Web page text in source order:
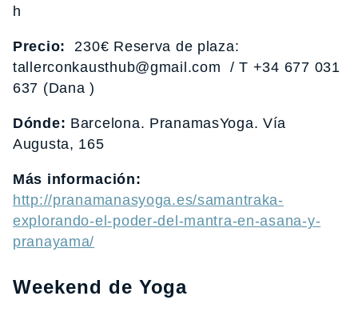
h
Precio:
230€ Reserva de plaza:
tallerconkausthub@gmail.com / T +34 677 031
637 (Dana )
Dónde: Barcelona. PranamasYoga. Vía
Augusta, 165
Más información:
http://pranamanasyoga.es/samantraka-
explorando-el-poder-del-mantra-en-asana-y-
pranayama/
Weekend de Yoga